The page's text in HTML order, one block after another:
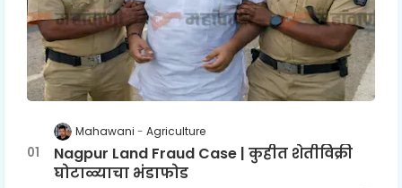
Mahawani Agriculture
Nagpur Land Fraud Case | कुहीत शेतीविक्री
घोटाळ्याचा भंडाफोड